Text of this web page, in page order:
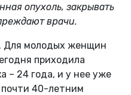
опухоль, закрывать
врачи.
Для молодых женщин
приходила
– 24 года, и у нее уже
почти 40-летним